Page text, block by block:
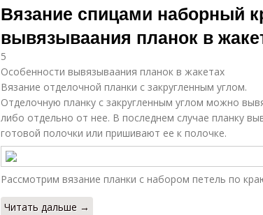
Вязание спицами наборный
вывязываания планок в
5
Особенности вывязываания планок в жакетах
Вязание отделочной планки с закругленным углом.
Отделочную планку с закругленным углом можно
либо отдельно от нее. В последнем случае планку
готовой полочки или пришивают ее к полочке.
Рассмотрим вязание планки с набором петель по
Читать дальше →